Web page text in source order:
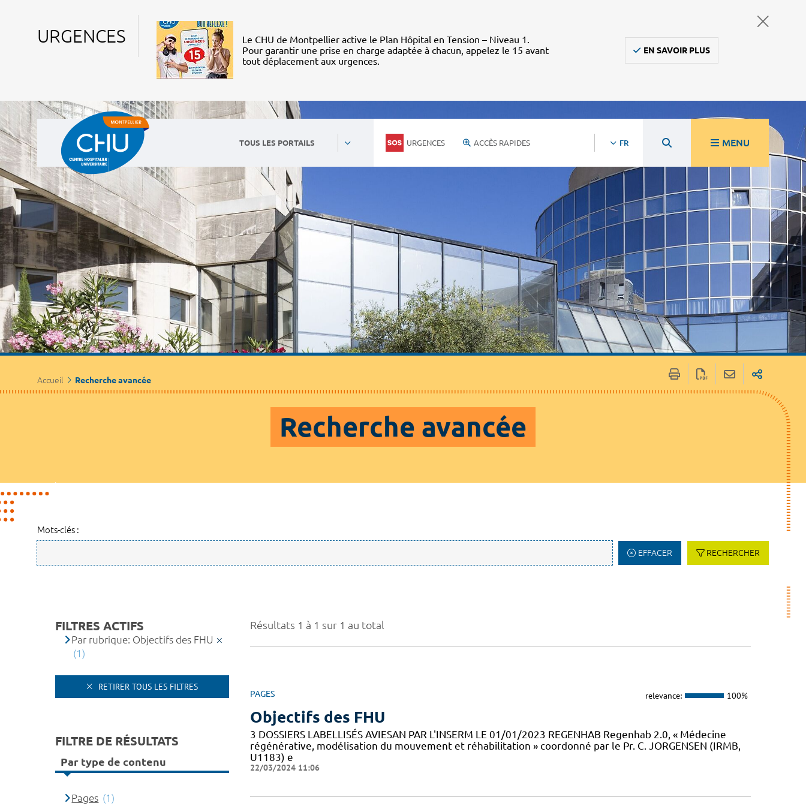
URGENCES
Le CHU de Montpellier active le Plan Hôpital en Tension – Niveau 1.
Pour garantir une prise en charge adaptée à chacun, appelez le 15 avant
tout déplacement aux urgences.
EN SAVOIR PLUS
TOUS LES PORTAILS URGENCES ACCÈS RAPIDES FR MENU
Accueil Recherche avancée
Recherche avancée
Mots-clés :
EFFACER RECHERCHER
Résultats 1 à 1 sur 1 au total
PAGES relevance: 100%
Objectifs des FHU
3 DOSSIERS LABELLISÉS AVIESAN PAR L'INSERM LE 01/01/2023 REGENHAB Regenhab 2.0, « Médecine
régénérative, modélisation du mouvement et réhabilitation » coordonné par le Pr. C. JORGENSEN (IRMB,
U1183) e
22/03/2024 11:06
FILTRES ACTIFS
Par rubrique: Objectifs des FHU
(1)
RETIRER TOUS LES FILTRES
FILTRE DE RÉSULTATS
Par type de contenu
Pages (1)